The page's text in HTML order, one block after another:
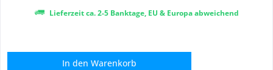
Lieferzeit ca. 2-5 Banktage, EU & Europa abweichend
In den Warenkorb